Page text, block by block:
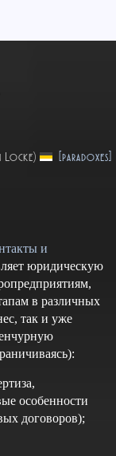
Locke) [paradoxes]
и
юридическую
в различных
так и уже
особенности
договоров);